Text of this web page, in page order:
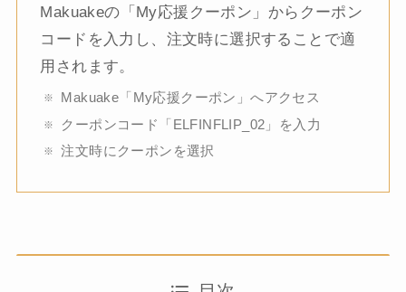
Makuakeの「My応援クーポン」からクーポン
コードを入力し、注文時に選択することで適
用されます。
Makuake「My応援クーポン」へアクセス
クーポンコード「ELFINFLIP_02」を入力
注文時にクーポンを選択